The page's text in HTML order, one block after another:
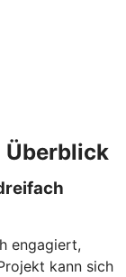
Überblick
engagiert,
kann sich